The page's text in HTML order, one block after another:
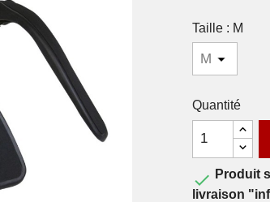
Taille : M
Quantité
 Produit
livraison